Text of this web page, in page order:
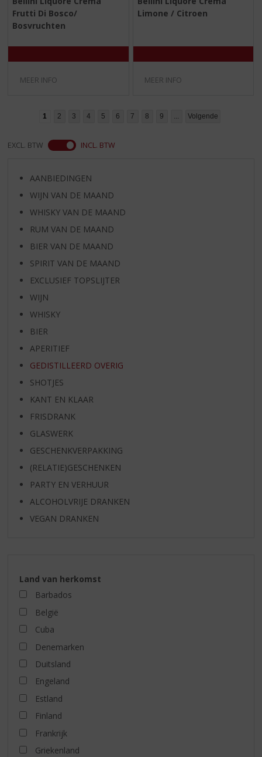
,
0
Frutti Di Bosco/
Bosvruchten
MEER INFO
,
0
Limone / Citroen
MEER INFO
1 2 3 4 5 6 7 8 9 ... Volgende
EXCL. BTW INCL. BTW
AANBIEDINGEN
WIJN VAN DE MAAND
WHISKY VAN DE MAAND
RUM VAN DE MAAND
BIER VAN DE MAAND
SPIRIT VAN DE MAAND
EXCLUSIEF TOPSLIJTER
WIJN
WHISKY
BIER
APERITIEF
GEDISTILLEERD OVERIG
SHOTJES
KANT EN KLAAR
FRISDRANK
GLASWERK
GESCHENKVERPAKKING
(RELATIE)GESCHENKEN
PARTY EN VERHUUR
ALCOHOLVRIJE DRANKEN
VEGAN DRANKEN
Land van herkomst
Barbados
België
Cuba
Denemarken
Duitsland
Engeland
Estland
Finland
Frankrijk
Griekenland